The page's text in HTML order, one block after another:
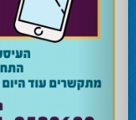
עו''ד אמנון כהן שעומד בראש
בוקר שהתמודד אף הוא למועצה לא
המשבר בליכוד העולמי
האם ההסכם של מיקי זוהר מחזק את
או הדחה? ומה יחליט בעתיד המרכז?
המלא - עמ' 4.